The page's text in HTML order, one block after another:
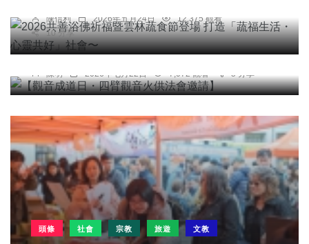
陳信利 2026年五月24日
12,375 觀看
10 分享
宗教
【觀音成道日・四臂觀音火供法會邀請】
陳明 2026年七月22日 7,072 觀看 5 分享
頭條 社會 宗教 旅遊 文教